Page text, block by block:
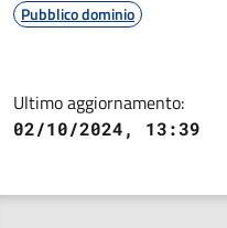
Pubblico dominio
Ultimo aggiornamento:
02/10/2024, 13:39